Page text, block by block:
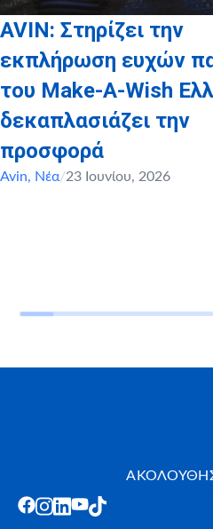
AVIN: Στηρίζει την
εκπλήρωση ευχών
του Make-A-Wish
δεκαπλασιάζει την
προσφορά
Avin, Νέα/23 Ιουνίου, 2026